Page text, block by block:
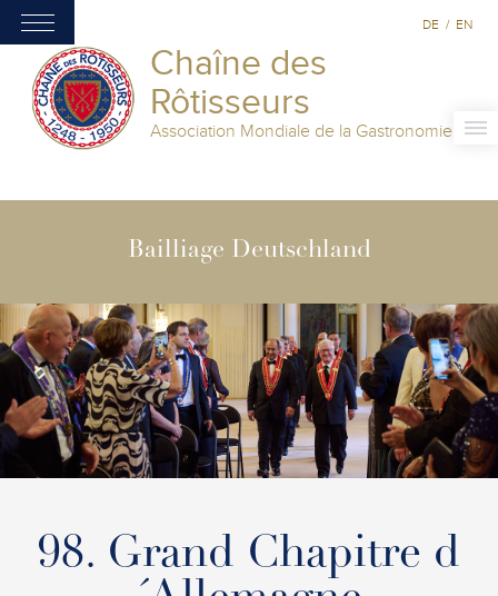
Chaîne des
Rôtisseurs
Association Mondiale de la Gastronomie
DE / EN
Bailliage Deutschland
98. Grand Chapitre d